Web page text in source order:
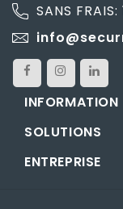
SANS FRAIS:
INFORMATION
SOLUTIONS
ENTREPRISE